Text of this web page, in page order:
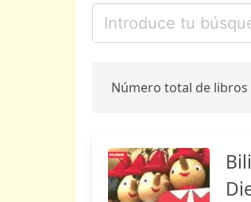
Número total de